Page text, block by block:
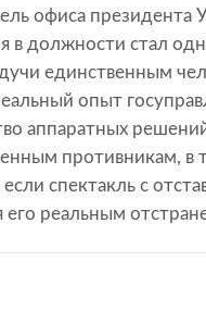
офиса президента
в должности стал
единственным
опыт
аппаратных
противникам, в
спектакль с
его реальным